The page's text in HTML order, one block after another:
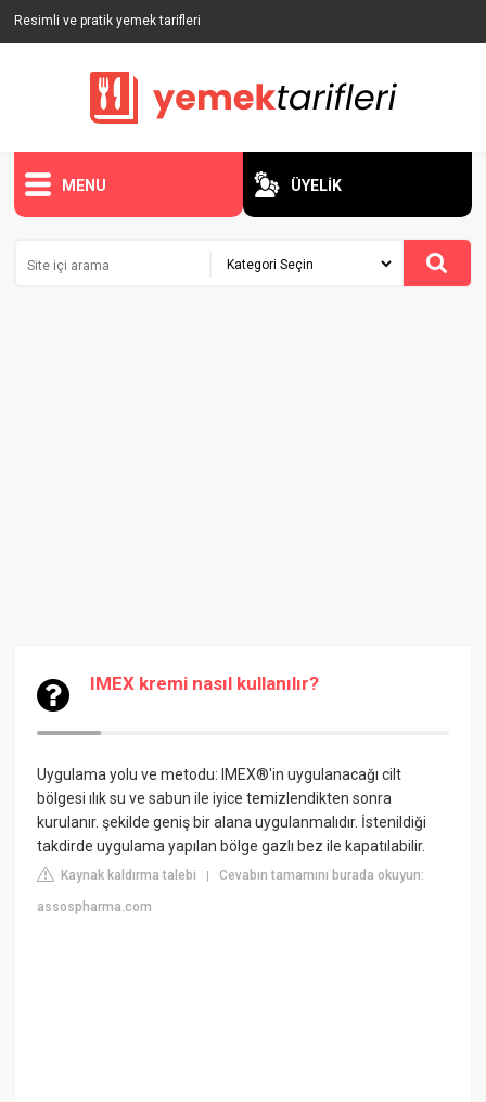
Resimli ve pratik yemek tarifleri
MENU ÜYELİK
IMEX kremi nasıl kullanılır?
Uygulama yolu ve metodu: IMEX®'in uygulanacağı cilt
bölgesi ılık su ve sabun ile iyice temizlendikten sonra
kurulanır. şekilde geniş bir alana uygulanmalıdır. İstenildiği
takdirde uygulama yapılan bölge gazlı bez ile kapatılabilir.
Kaynak kaldırma talebi |Cevabın tamamını burada okuyun:
assospharma.com